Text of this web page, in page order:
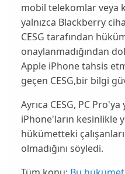
mobil telekomlar veya
yalnızca Blackberry
CESG tarafından
onaylanmadığından
Apple iPhonetahsis
geçen CESG,bir bilgi
Ayrıca CESG, PC Pro'ya
iPhone'ların kesinlikle
hükümetteki
olmadığını söyledi.